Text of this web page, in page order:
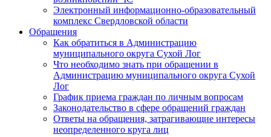
Электронный информационно-образовательный
комплекс Свердловской области
Обращения
Как обратиться в Администрацию
муниципального округа Сухой Лог
Что необходимо знать при обращении в
Администрацию муниципального округа Сухой
Лог
График приема граждан по личным вопросам
Законодательство в сфере обращений граждан
Ответы на обращения, затрагивающие интересы
неопределенного круга лиц